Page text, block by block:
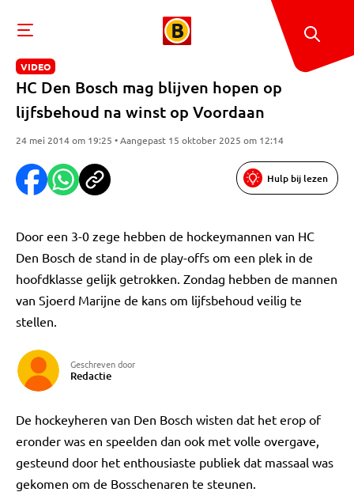
VIDEO
HC Den Bosch mag blijven hopen op
lijfsbehoud na winst op Voordaan
24 mei 2014 om 19:25 • Aangepast 15 oktober 2025 om 12:14
Hulp bij lezen
Door een 3-0 zege hebben de hockeymannen van HC
Den Bosch de stand in de play-offs om een plek in de
hoofdklasse gelijk getrokken. Zondag hebben de mannen
van Sjoerd Marijne de kans om lijfsbehoud veilig te
stellen.
Geschreven door
Redactie
De hockeyheren van Den Bosch wisten dat het erop of
eronder was en speelden dan ook met volle overgave,
gesteund door het enthousiaste publiek dat massaal was
gekomen om de Bosschenaren te steunen.